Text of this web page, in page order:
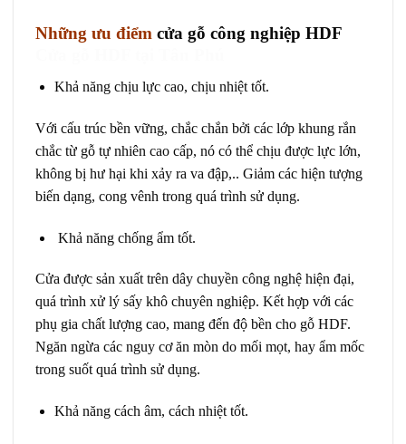
Những ưu điểm cửa gỗ công nghiệp HDF
Khả năng chịu lực cao, chịu nhiệt tốt.
Với cấu trúc bền vững, chắc chắn bởi các lớp khung rắn
chắc từ gỗ tự nhiên cao cấp, nó có thể chịu được lực lớn,
không bị hư hại khi xảy ra va đập,.. Giảm các hiện tượng
biến dạng, cong vênh trong quá trình sử dụng.
Khả năng chống ẩm tốt.
Cửa được sản xuất trên dây chuyền công nghệ hiện đại,
quá trình xử lý sấy khô chuyên nghiệp. Kết hợp với các
phụ gia chất lượng cao, mang đến độ bền cho gỗ HDF.
Ngăn ngừa các nguy cơ ăn mòn do mối mọt, hay ẩm mốc
trong suốt quá trình sử dụng.
Khả năng cách âm, cách nhiệt tốt.